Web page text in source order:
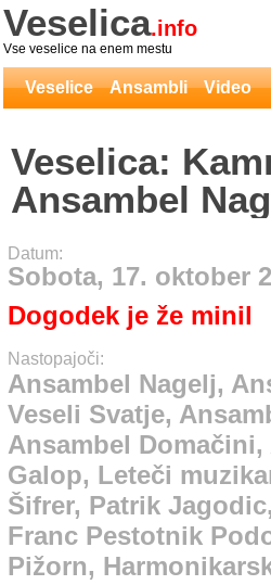
Veselica.info
Vse veselice na enem mestu
Veselice Ansambli Video
Veselica:
Ansambel
Ansambel
Svatje,
Ansambel
Ansambel
muzikantje,
Patrik
oktet, Franc
Podokničar,
Pižorn,
Datum:
Sobota, 17. oktober
Dogodek je že minil
Nastopajoči:
Ansambel Nagelj,
Veseli Svatje,
Ansambel Domačini,
Galop, Leteči
Šifrer, Patrik
Franc Pestotnik
Pižorn,